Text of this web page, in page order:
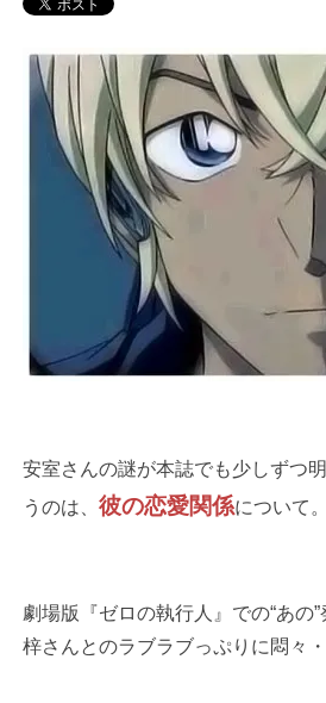
安室さんの謎が本誌でも少しずつ
うのは、 彼の恋愛関係について。
劇場版『ゼロの執行人』での“あ
梓さんとのラブラブっぷりに悶々・